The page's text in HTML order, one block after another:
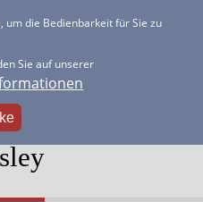
um die Bedienbarkeit für Sie zu
Sie auf unserer